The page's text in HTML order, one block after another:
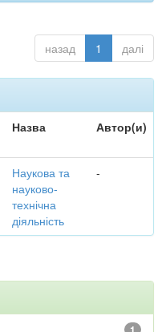
назад 1 далі
Назва Автор(и)
Наукова та
науково-
технічна
діяльність
-